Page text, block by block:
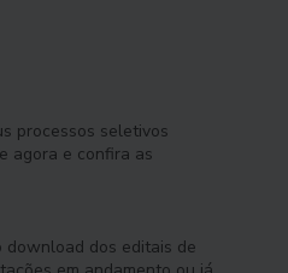
processos seletivos
agora e confira as
download dos editais de